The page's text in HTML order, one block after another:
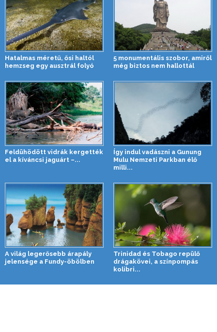
Hatalmas méretű, ősi haltól
hemzseg egy ausztrál folyó
5 monumentális szobor, amiről
még biztos nem hallottál
Feldühödött vidrák kergették
el a kíváncsi jaguárt –...
Így indul vadászni a Gunung
Mulu Nemzeti Parkban élő
milli...
A világ legerősebb árapály
jelensége a Fundy-öbölben
Trinidad és Tobago repülő
drágakövei, a színpompás
kolibri...